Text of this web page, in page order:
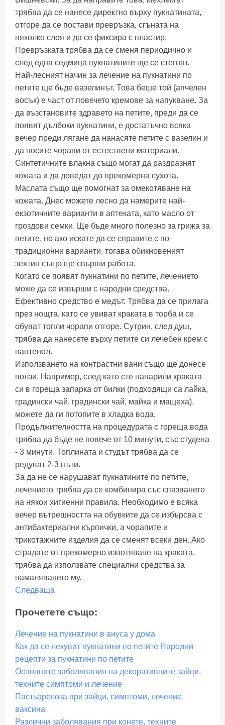
трябва да се нанесе директно върху пукнатината,
отгоре да се постави превръзка, сгъната на
няколко слоя и да се фиксира с пластир.
Превръзката трябва да се сменя периодично и
след една седмица пукнатините ще се стегнат.
Най-лесният начин за лечение на пукнатини по
петите ще бъде вазелинът. Това беше той (апчелен
восък) е част от повечето кремове за напукване. За
да възстановите здравето на петите, преди да се
появят дълбоки пукнатини, е достатъчно всяка
вечер преди лягане да нанасяте петите с вазелин и
да носите чорапи от естествени материали.
Синтетичните влакна също могат да раздразнят
кожата и да доведат до прекомерна сухота.
Маслата също ще помогнат за омекотяване на
кожата. Днес можете лесно да намерите най-
екзотичните варианти в аптеката, като масло от
гроздови семки. Ще бъде много полезно за грижа за
петите, но ако искате да се справите с по-
традиционни варианти, тогава обикновеният
зехтин също ще свърши работа.
Когато се появят пукнатини по петите, лечението
може да се извърши с народни средства.
Ефективно средство е медът. Трябва да се прилага
през нощта, като се увиват краката в торба и се
обуват топли чорапи отгоре. Сутрин, след душ,
трябва да нанесете върху петите си лечебен крем с
пантенол.
Използването на контрастни вани също ще донесе
ползи. Например, след като сте напарили краката
си в гореща запарка от билки (подходящи са лайка,
градински чай, градински чай, майка и мащеха),
можете да ги потопите в хладка вода.
Продължителността на процедурата с гореща вода
трябва да бъде не повече от 10 минути, със студена
- 3 минути. Топлината и студът трябва да се
редуват 2-3 пъти.
За да не се нарушават пукнатините по петите,
лечението трябва да се комбинира със спазването
на някои хигиенни правила. Необходимо е всяка
вечер вътрешността на обувките да се избърсва с
антибактериални кърпички, а чорапите и
трикотажните изделия да се сменят всеки ден. Ако
страдате от прекомерно изпотяване на краката,
трябва да използвате специални средства за
намаляването му.
Следваща
Прочетете също:
Лечение на пукнатини в ануса у дома
Как да се лекуват пукнатини по петите Народни
рецепти за пукнатини по петите
Основните заболявания на декоративните зайци,
техните симптоми и лечение
Пастьорелоза при зайци, симптоми, лечение,
ваксина
Различни заболявания при конете, техните